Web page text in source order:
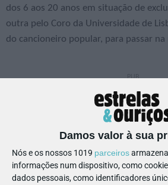
Damos valor à sua
Nós e os nossos 1019 parceiros
informações num dispositivo, como
dados pessoais, como identificadores
dos 6 aos 20 anos em situação de
outra pelo Coro da Universidade de
do cancioneiro popular, para passar na